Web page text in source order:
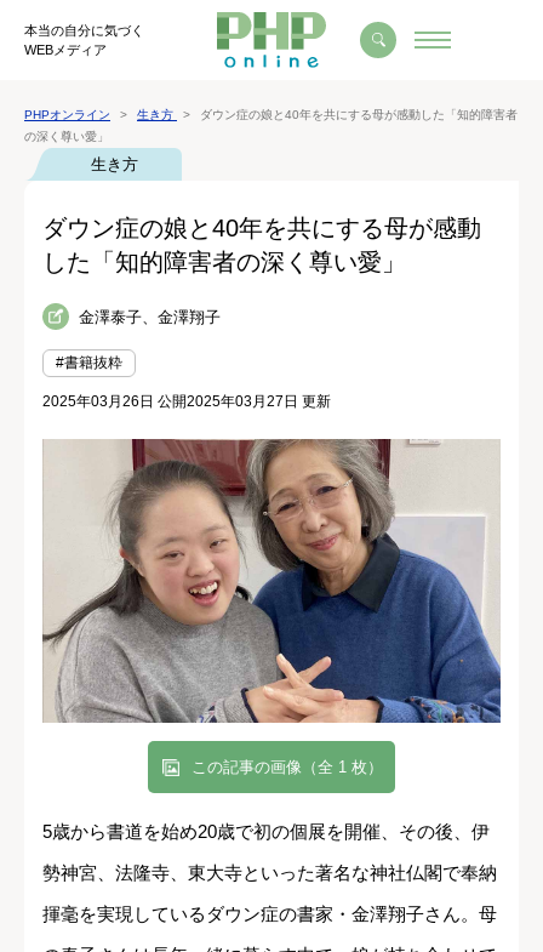
本当の自分に気づく
WEBメディア
PHPオンライン 生き方
ダウン症の娘と40年を共にする母が感動した「知的障害者
の深く尊い愛」
生き方
ダウン症の娘と40年を共にする母が感動
した「知的障害者の深く尊い愛」
金澤泰子、金澤翔子
#書籍抜粋
2025年03月26日 公開2025年03月27日 更新
この記事の画像（全 1 枚）
5歳から書道を始め20歳で初の個展を開催、その後、伊
勢神宮、法隆寺、東大寺といった著名な神社仏閣で奉納
揮毫を実現しているダウン症の書家・金澤翔子さん。母